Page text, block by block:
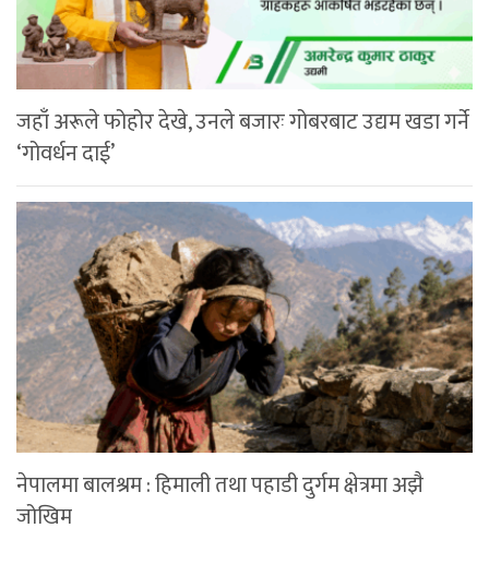
जहाँ अरूले फोहोर देखे, उनले बजारः गोबरबाट उद्यम खडा गर्ने
‘गोवर्धन दाई’
नेपालमा बालश्रम : हिमाली तथा पहाडी दुर्गम क्षेत्रमा अझै
जोखिम